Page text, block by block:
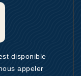
disponible
appeler